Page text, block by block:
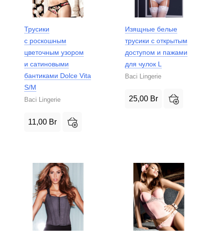
Трусики
с роскошным
цветочным узором
и сатиновыми
бантиками Dolce Vita
S/M
Baci Lingerie
11,00 Br
Изящные белые
трусики с открытым
доступом и пажами
для чулок L
Baci Lingerie
25,00 Br